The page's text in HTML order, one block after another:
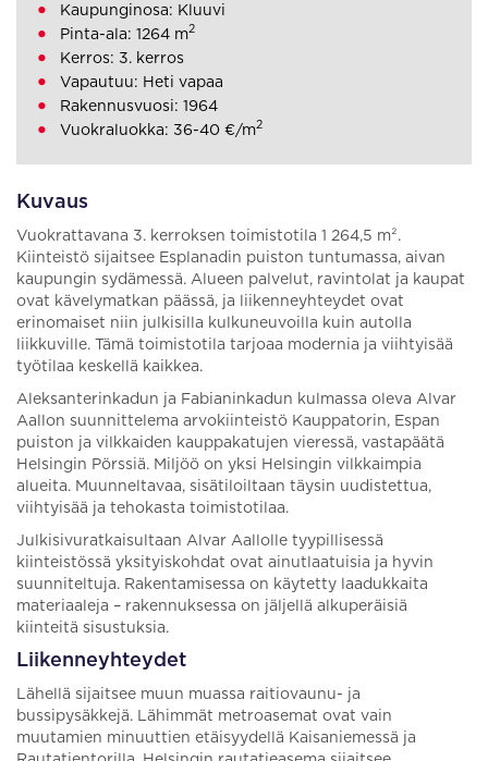
Kuvaus
Vuokrattavana 3. kerroksen toimistotila 1 264,5 m².
Kiinteistö sijaitsee Esplanadin puiston tuntumassa, aivan
kaupungin sydämessä. Alueen palvelut, ravintolat ja kaupat
ovat kävelymatkan päässä, ja liikenneyhteydet ovat
erinomaiset niin julkisilla kulkuneuvoilla kuin autolla
liikkuville. Tämä toimistotila tarjoaa modernia ja viihtyisää
työtilaa keskellä kaikkea.
Aleksanterinkadun ja Fabianinkadun kulmassa oleva Alvar
Aallon suunnittelema arvokiinteistö Kauppatorin, Espan
puiston ja vilkkaiden kauppakatujen vieressä, vastapäätä
Helsingin Pörssiä. Miljöö on yksi Helsingin vilkkaimpia
alueita. Muunneltavaa, sisätiloiltaan täysin uudistettua,
viihtyisää ja tehokasta toimistotilaa.
Julkisivuratkaisultaan Alvar Aallolle tyypillisessä
kiinteistössä yksityiskohdat ovat ainutlaatuisia ja hyvin
suunniteltuja. Rakentamisessa on käytetty laadukkaita
materiaaleja – rakennuksessa on jäljellä alkuperäisiä
kiinteitä sisustuksia.
Liikenneyhteydet
Lähellä sijaitsee muun muassa raitiovaunu- ja
bussipysäkkejä. Lähimmät metroasemat ovat vain
muutamien minuuttien etäisyydellä Kaisaniemessä ja
Kaupunginosa: Kluuvi
Pinta-ala: 1264 m2
Kerros: 3. kerros
Vapautuu: Heti vapaa
Rakennusvuosi: 1964
Vuokraluokka: 36-40 €/m2